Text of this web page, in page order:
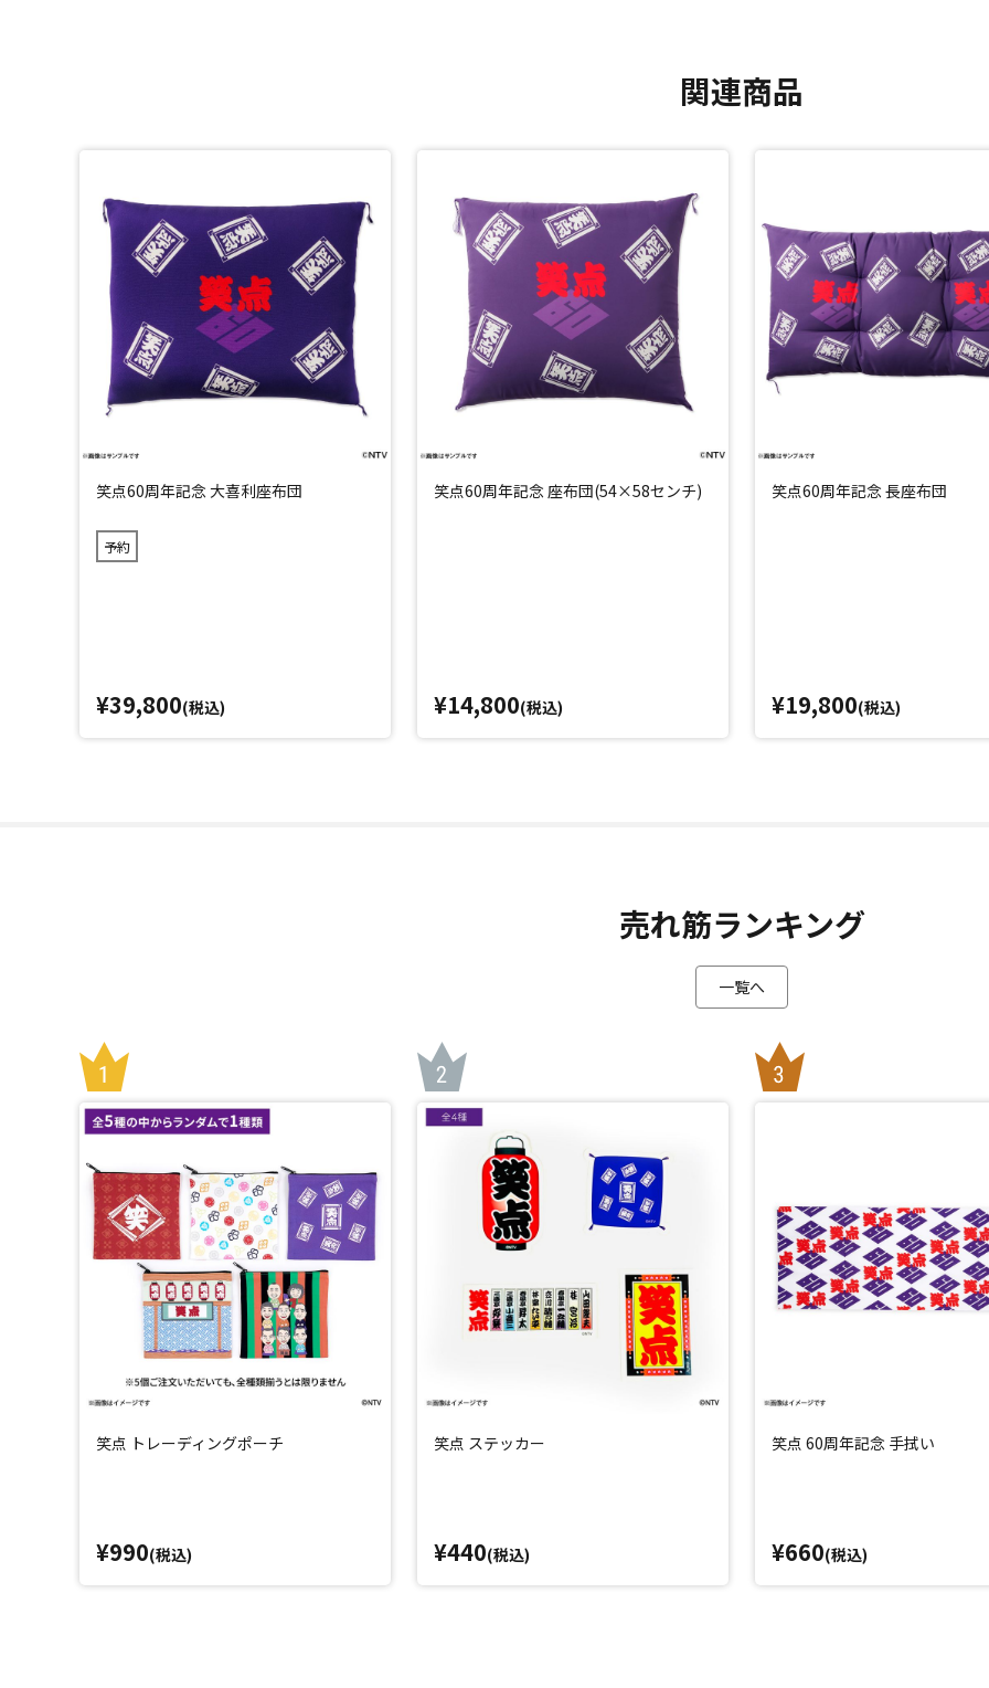
関連商品
笑点60周年記念 大喜利座布団
予約
¥39,800(税込)
笑点60周年記念 座布団(54×58センチ)
¥14,800(税込)
笑点60周年記念 長座布団
¥19,800(税込)
売れ筋ランキング
一覧へ
笑点 トレーディングポーチ
¥990(税込)
笑点 ステッカー
¥440(税込)
笑点 60周年記念 手拭い
¥660(税込)